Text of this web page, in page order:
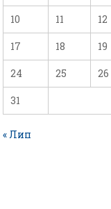
10 11 12
17 18 19
24 25 26
31
« Лип